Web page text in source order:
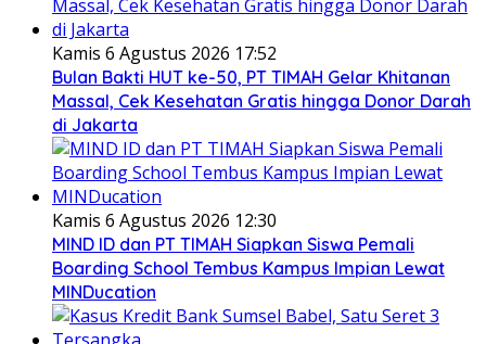
Kamis 6 Agustus 2026 17:52
Bulan Bakti HUT ke-50, PT TIMAH Gelar Khitanan
Massal, Cek Kesehatan Gratis hingga Donor Darah
di Jakarta
Kamis 6 Agustus 2026 12:30
MIND ID dan PT TIMAH Siapkan Siswa Pemali
Boarding School Tembus Kampus Impian Lewat
MINDucation